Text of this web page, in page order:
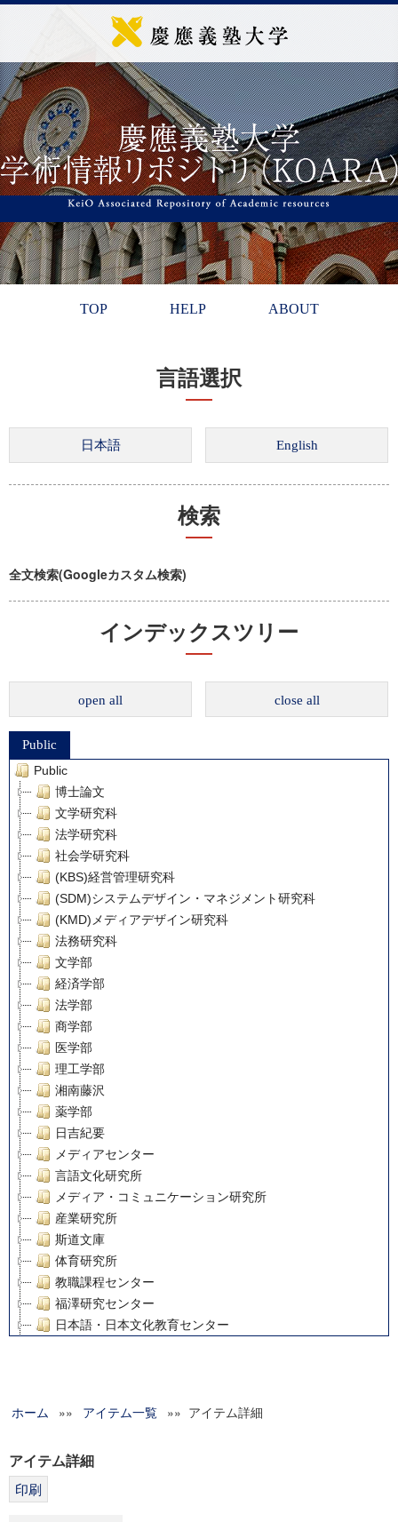
TOP HELP ABOUT
言語選択
検索
全文検索(Googleカスタム検索)
インデックスツリー
open all close all
Public
Public
博士論文
文学研究科
法学研究科
社会学研究科
(KBS)経営管理研究科
(SDM)システムデザイン・マネジメント研究科
(KMD)メディアデザイン研究科
法務研究科
文学部
経済学部
法学部
商学部
医学部
理工学部
湘南藤沢
薬学部
日吉紀要
メディアセンター
言語文化研究所
メディア・コミュニケーション研究所
産業研究所
斯道文庫
体育研究所
教職課程センター
福澤研究センター
日本語・日本文化教育センター
グローバルリサーチインスティテュート
科学研究費補助金研究成果報告書
ホーム »» アイテム一覧 »» アイテム詳細
アイテム詳細